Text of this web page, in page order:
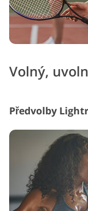
Volný,
Předvolby